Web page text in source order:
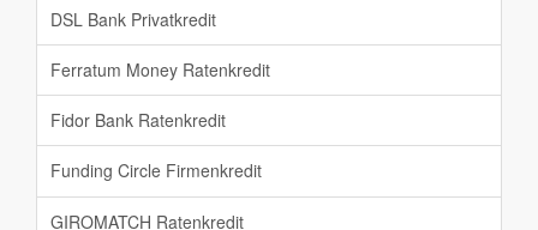
DSL Bank Privatkredit
Ferratum Money Ratenkredit
Fidor Bank Ratenkredit
Funding Circle Firmenkredit
GIROMATCH Ratenkredit